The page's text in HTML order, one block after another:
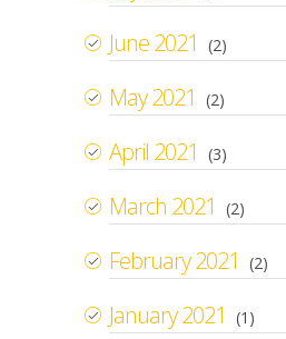
June 2021 (2)
May 2021 (2)
April 2021 (3)
March 2021 (2)
February 2021 (2)
January 2021 (1)